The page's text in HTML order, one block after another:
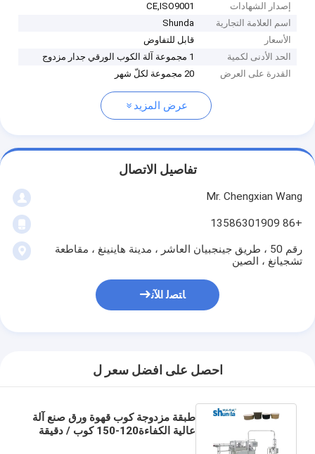
إصدار الشهادات
CE,ISO9001
اسم العلامة التجارية
Shunda
الأسعار
قابل للتفاوض
الحد الأدنى لكمية
1 مجموعة آلة الكوب الورقي جدار مزدوج
القدرة على العرض
20 مجموعة لكلّ شهر
عرض المزيد
تفاصيل الاتصال
Mr. Chengxian Wang
+86 13586301909
رقم 50 ، طريق جينجبيان العاشر ، مدينة هاينينغ ، مقاطعة
تشجيانغ ، الصين
ﺎﺘﺼﻟ ﺍﻶﻧ
احصل على افضل سعر ل
طبقة مزدوجة كوب قهوة ورق صنع آلة
عالية الكفاءة120-150 كوب / دقيقة